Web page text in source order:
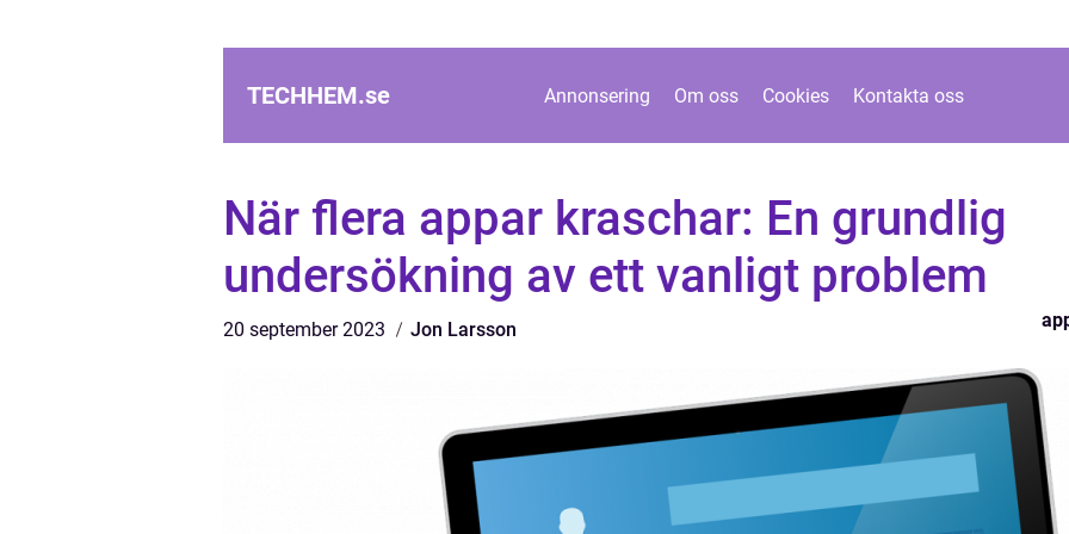
TECHHEM.se Annonsering Om oss Cookies Kontakta oss
När flera appar kraschar: En grundlig
undersökning av ett vanligt problem
20 september 2023 Jon Larsson